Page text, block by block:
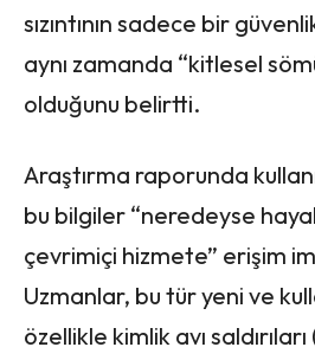
sızıntının sadece bir
aynı zamanda “kitlesel
olduğunu belirtti.
Araştırma raporunda
bu bilgiler “neredeyse
çevrimiçi hizmete” erişim
Uzmanlar, bu tür yeni ve
özellikle kimlik avı